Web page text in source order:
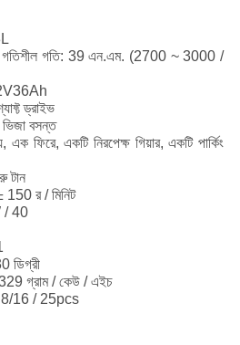
গতিশীল গতি: 39 এন.এম. (2700 ~ 3000 /
ড্রাইভ
বসন্ত
এক ফিরে, একটি নিরপেক্ষ গিয়ার, একটি পার্কিং
টান
র / মিনিট
/ 40
ডিগ্রী
329 গ্রাম / কেউ / এইচ
8/16 / 25pcs